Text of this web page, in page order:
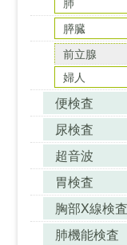
膵臓
前立腺
婦人
便検査
尿検査
超音波
胃検査
胸部X線検査
肺機能検査